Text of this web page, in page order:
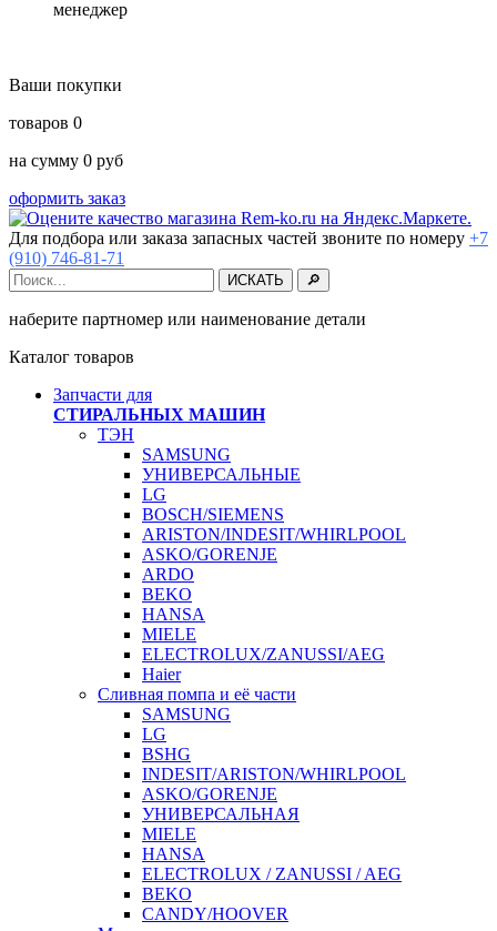
менеджер
Ваши покупки
товаров 0
на сумму 0 руб
оформить заказ
Для подбора или заказа запасных частей звоните по номеру +7
(910) 746-81-71
наберите партномер или наименование детали
Каталог товаров
Запчасти для
СТИРАЛЬНЫХ МАШИН
ТЭН
SAMSUNG
УНИВЕРСАЛЬНЫЕ
LG
BOSCH/SIEMENS
ARISTON/INDESIT/WHIRLPOOL
ASKO/GORENJE
ARDO
BEKO
HANSA
MIELE
ELECTROLUX/ZANUSSI/AEG
Haier
Сливная помпа и её части
SAMSUNG
LG
BSHG
INDESIT/ARISTON/WHIRLPOOL
ASKO/GORENJE
УНИВЕРСАЛЬНАЯ
MIELE
HANSA
ELECTROLUX / ZANUSSI / AEG
BEKO
CANDY/HOOVER